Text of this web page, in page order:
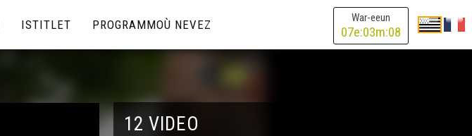
War-eeun
07e:03m:08
ISTITLET PROGRAMMOÙ NEVEZ
12 VIDEO